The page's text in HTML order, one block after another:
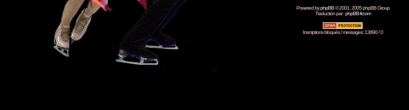
Powered byphpBB© 2001, 2005 phpBB Group
Traduction par :phpBB-fr.com
Inscriptions bloqués / messages: 13890 / 0